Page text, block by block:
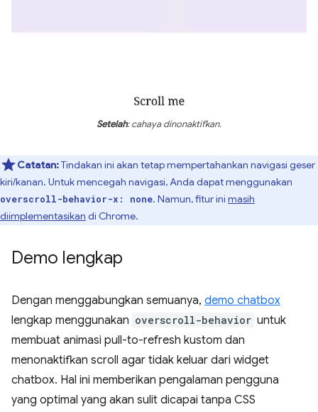
Setelah: cahaya dinonaktifkan.
Catatan:Tindakan ini akan tetap mempertahankan navigasi geser
kiri/kanan. Untuk mencegah navigasi, Anda dapat menggunakan
overscroll-behavior-x: none. Namun, fitur ini masih
diimplementasikan di Chrome.
Demo lengkap
Dengan menggabungkan semuanya, demo chatbox
lengkap menggunakan overscroll-behavior untuk
membuat animasi pull-to-refresh kustom dan
menonaktifkan scroll agar tidak keluar dari widget
chatbox. Hal ini memberikan pengalaman pengguna
yang optimal yang akan sulit dicapai tanpa CSS